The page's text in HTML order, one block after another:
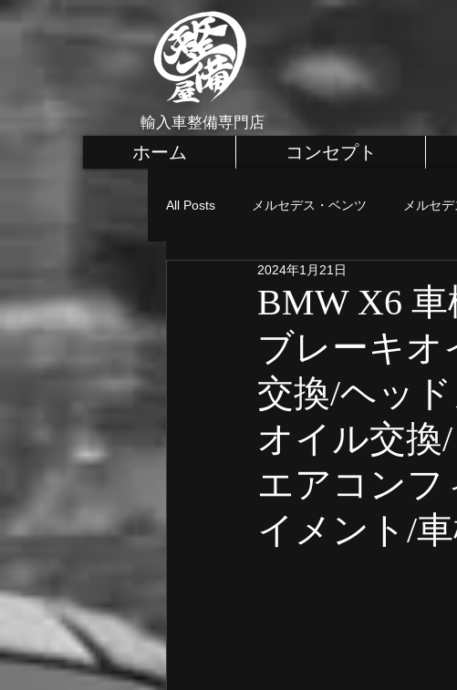
ホーム コンセプト
All Posts メルセデス・ベンツ メルセ
メルセデス・ベンツ カスタム
MINI 車検・整備 MINI 点検・診断
ポルシェ 点検 診断 ポルシェ 車検
フォルクスワーゲン オイル交換 フ
BMW X6
ブレーキオ
交換/ヘッ
オイル交換
エアコンフ
イメント/
2024年1月21日
輸入車整備専門店